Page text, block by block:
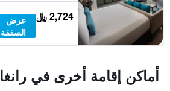
سعر
غرفة
2,724 ﷼
عرض
الصفقة
أماكن إقامة أخرى في